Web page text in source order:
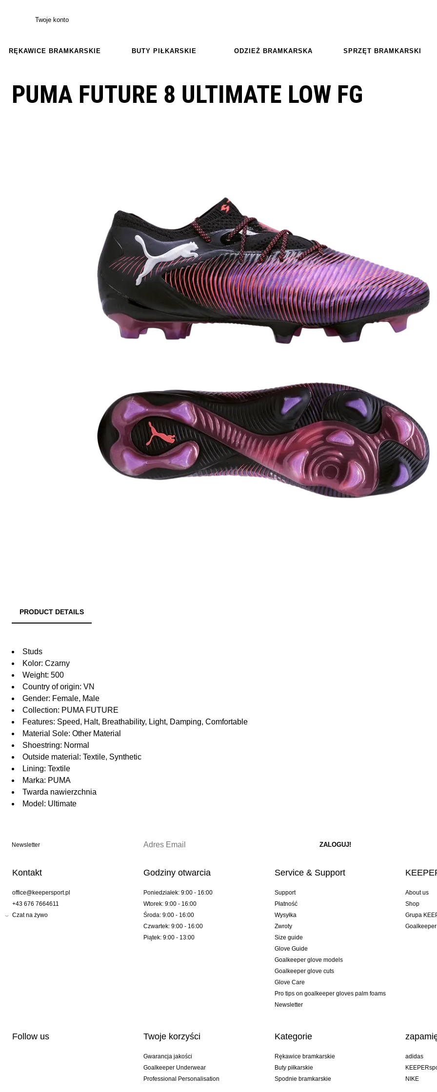
Twoje konto
RĘKAWICE BRAMKARSKIE BUTY PIŁKARSKIE ODZIEŻ BRAMKARSKA SPRZĘT BRAMKARSKI
PUMA FUTURE 8 ULTIMATE LOW FG
PRODUCT DETAILS
Studs
Kolor: Czarny
Weight: 500
Country of origin: VN
Gender: Female, Male
Collection: PUMA FUTURE
Features: Speed, Halt, Breathability, Light, Damping, Comfortable
Material Sole: Other Material
Shoestring: Normal
Outside material: Textile, Synthetic
Lining: Textile
Marka: PUMA
Twarda nawierzchnia
Model: Ultimate
Newsletter
Kontakt
office@keepersport.pl
+43 676 7664611
Czat na żywo
Godziny otwarcia
Poniedziałek: 9:00 - 16:00
Wtorek: 9:00 - 16:00
Środa: 9:00 - 16:00
Czwartek: 9:00 - 16:00
Piątek: 9:00 - 13:00
Service & Support
Support
Płatność
Wysyłka
Zwroty
Size guide
Glove Guide
Goalkeeper glove models
Goalkeeper glove cuts
Glove Care
Pro tips on goalkeeper gloves palm foams
Newsletter
About us
Shop
Grupa
Follow us Twoje korzyści
Gwarancja jakości
Goalkeeper Underwear
Professional Personalisation
Kategorie
Rękawice bramkarskie
Buty piłkarskie
Spodnie bramkarskie
adidas
NIKE